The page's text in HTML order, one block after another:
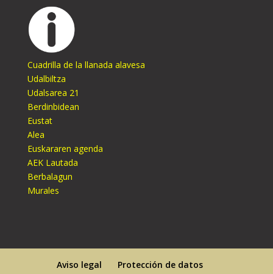
Cuadrilla de la llanada alavesa
Udalbiltza
Udalsarea 21
Berdinbidean
Eustat
Alea
Euskararen agenda
AEK Lautada
Berbalagun
Murales
Aviso legal
Protección de datos